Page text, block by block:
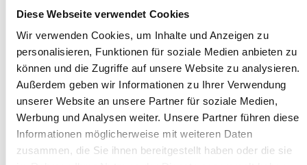
Diese Webseite verwendet Cookies
Wir verwenden Cookies, um Inhalte und Anzeigen zu
personalisieren, Funktionen für soziale Medien anbieten zu
können und die Zugriffe auf unsere Website zu analysieren.
Außerdem geben wir Informationen zu Ihrer Verwendung
unserer Website an unsere Partner für soziale Medien,
Werbung und Analysen weiter. Unsere Partner führen diese
Informationen möglicherweise mit weiteren Daten
zusammen, die Sie ihnen bereitgestellt haben oder die sie
Auronzo (Abfahrt Taiarezze-Malon)
AUTOMATEN (Kauf und/oder Abholung)
Cortina Skyline Son dei Prade
Cortina Skyline Bai de Dones